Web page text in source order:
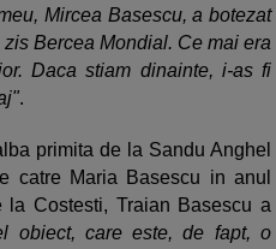
Mircea Basescu, a botezat
Bercea Mondial. Ce mai era
Daca stiam dinainte, i-as fi
.
primita de la Sandu Anghel
catre Maria Basescu in anul
Costesti, Traian Basescu a
obiect, care este, de fapt, o